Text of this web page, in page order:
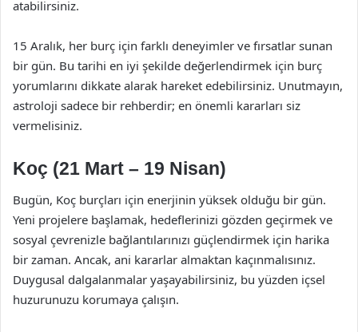
atabilirsiniz.
15 Aralık, her burç için farklı deneyimler ve fırsatlar sunan
bir gün. Bu tarihi en iyi şekilde değerlendirmek için burç
yorumlarını dikkate alarak hareket edebilirsiniz. Unutmayın,
astroloji sadece bir rehberdir; en önemli kararları siz
vermelisiniz.
Koç (21 Mart – 19 Nisan)
Bugün, Koç burçları için enerjinin yüksek olduğu bir gün.
Yeni projelere başlamak, hedeflerinizi gözden geçirmek ve
sosyal çevrenizle bağlantılarınızı güçlendirmek için harika
bir zaman. Ancak, ani kararlar almaktan kaçınmalısınız.
Duygusal dalgalanmalar yaşayabilirsiniz, bu yüzden içsel
huzurunuzu korumaya çalışın.